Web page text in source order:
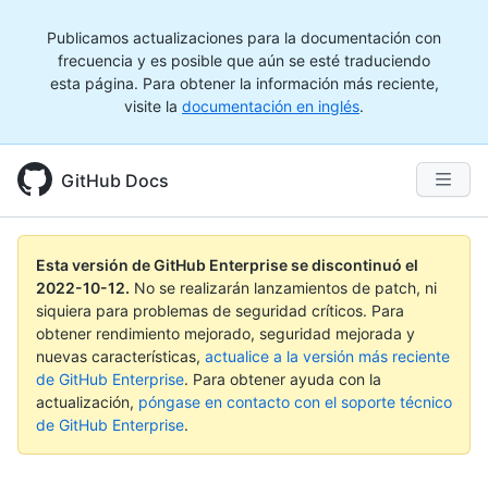
Publicamos actualizaciones para la documentación con
frecuencia y es posible que aún se esté traduciendo
esta página. Para obtener la información más reciente,
visite la documentación en inglés.
GitHub Docs
Esta versión de GitHub Enterprise se discontinuó el
2022-10-12. No se realizarán lanzamientos de patch, ni
siquiera para problemas de seguridad críticos. Para
obtener rendimiento mejorado, seguridad mejorada y
nuevas características, actualice a la versión más reciente
de GitHub Enterprise. Para obtener ayuda con la
actualización, póngase en contacto con el soporte técnico
de GitHub Enterprise.